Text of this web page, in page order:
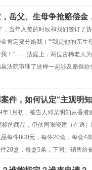
岳父、生母争抢赔偿金
，当年入赘的时候和我们签订了
肯定要分给我！”“我是他的亲生
！”……法庭上，两位古稀老人
法院审理了这样一起涉及赔偿
件，如何认定“主观明知
1月初，被告人邓某明知从香港
标的商品，仍伙同张晓建（在逃
每件800元，每件20盒，每盒4
20盒，每盒5条，下同）销售给